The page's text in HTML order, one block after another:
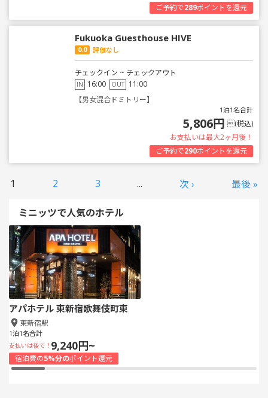
ご予約で289ポイントを還元
Fukuoka Guesthouse HIVE
0.0 評価なし
チェックイン ~ チェックアウト
IN 16:00 OUT 11:00
【男女混合ドミトリー】
1泊1名合計
5,806円 (税込)
お支払いは最大2ヶ月後！
ご予約で290ポイントを還元
1 2 3 ... 次 › 最後 »
ミニッツで人気のホテル
アパホテル 東新宿歌舞伎町東
東新宿駅
1泊1名合計
支払いは後で！ 9,240円~
宿泊費の5%分のポイント還元